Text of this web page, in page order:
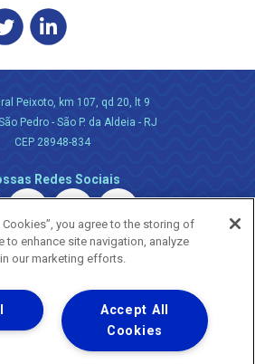
Peixoto, km 107, qd 20, lt 9
Pedro - São P. da Aldeia - RJ
CEP 28948-834
Redes Sociais
empresa
® 2026 - Todos os Direitos Reservados.
natureza movimenta a vida
you agree to the storing of
to enhance site navigation, analyze
our marketing efforts.
Accept All
Cookies